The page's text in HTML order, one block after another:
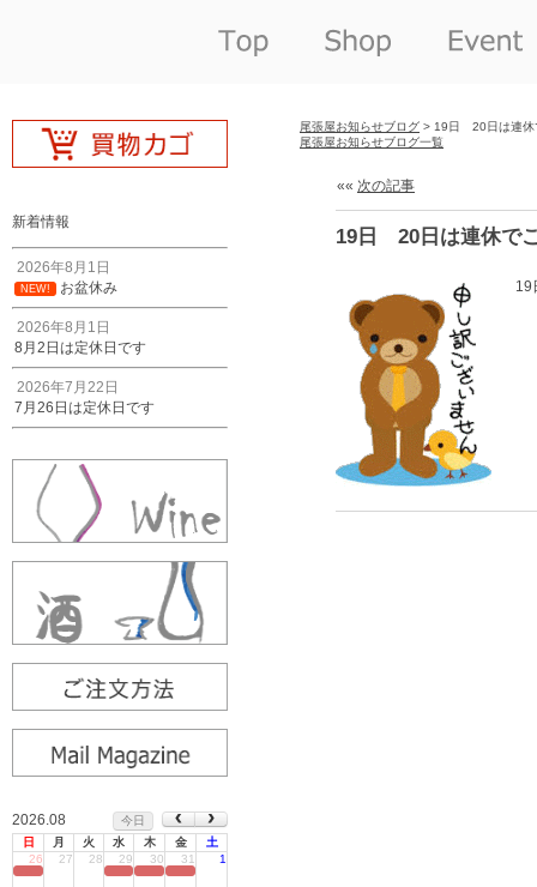
新着情報
2026年8月1日
NEW! お盆休み
2026年8月1日
8月2日は定休日です
2026年7月22日
7月26日は定休日です
2026.08
今日
日
月 火 水 木 金
土
26
27 28 29 30 31 1
尾張屋お知らせブログ > 19日 20日は連休
尾張屋お知らせブログ一覧
«« 次の記事
19日 20日は連休で
19